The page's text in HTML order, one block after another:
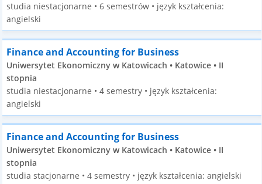
studia niestacjonarne • 6 semestrów • język kształcenia:
angielski
Finance and Accounting for Business
Uniwersytet Ekonomiczny w Katowicach • Katowice • II
stopnia
studia niestacjonarne • 4 semestry • język kształcenia:
angielski
Finance and Accounting for Business
Uniwersytet Ekonomiczny w Katowicach • Katowice • II
stopnia
studia stacjonarne • 4 semestry • język kształcenia: angielski